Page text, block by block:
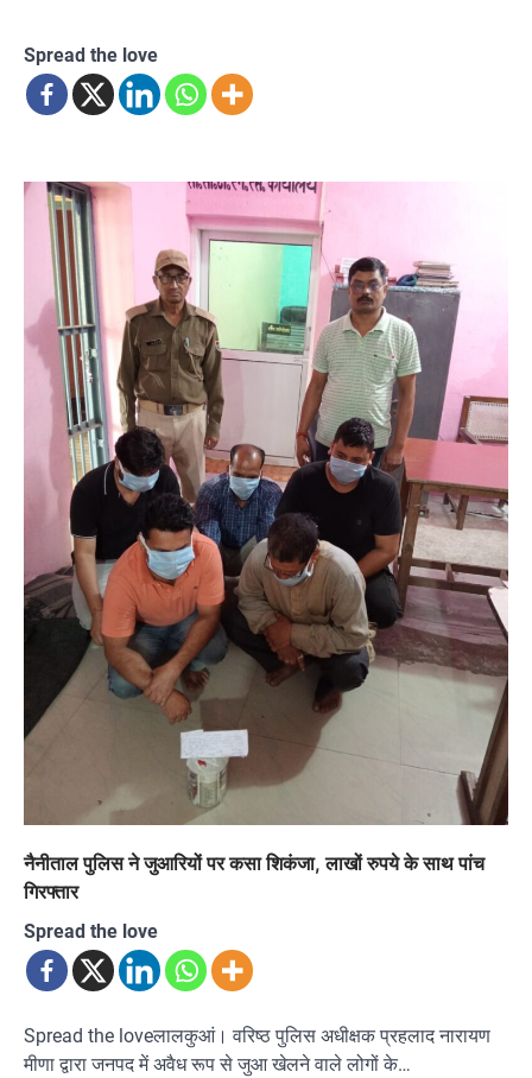
Spread the love
नैनीताल पुलिस ने जुआरियों पर कसा शिकंजा, लाखों रुपये के साथ पांच
गिरफ्तार
Spread the love
Spread the loveलालकुआं। वरिष्ठ पुलिस अधीक्षक प्रहलाद नारायण
मीणा द्वारा जनपद में अवैध रूप से जुआ खेलने वाले लोगों के…